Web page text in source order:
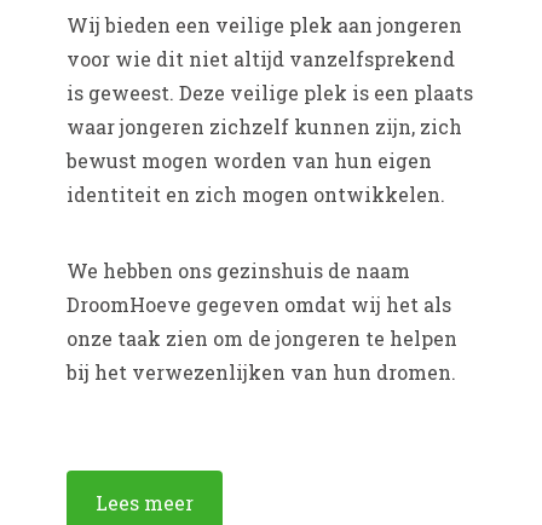
Wij bieden een veilige plek aan jongeren
voor wie dit niet altijd vanzelfsprekend
is geweest. Deze veilige plek is een plaats
waar jongeren zichzelf kunnen zijn, zich
bewust mogen worden van hun eigen
identiteit en zich mogen ontwikkelen.
We hebben ons gezinshuis de naam
DroomHoeve gegeven omdat wij het als
onze taak zien om de jongeren te helpen
bij het verwezenlijken van hun dromen.
Lees meer